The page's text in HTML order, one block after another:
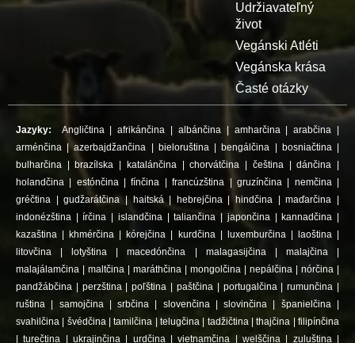
Udržiavateľný
život
Vegánski Atléti
Vegánska krása
Časté otázky
Jazyky: Angličtina|afrikánčina albánčina| amharčina|arabčina
arménčina |azerbajdžančina bieloruština| bengálčina bosniačtina|
bulharčina
brazílska katalánčina|chorvátčina čeština|dánčina
holandčina
estónčina|fínčina |francúzština gruzínčina| nemčina|
gréčtina |gudžarátčina | haitská| hebrejčina| hindčina |maďarčina
indonézština
írčina islandčina|taliančina japončina| kannadčina
kazaština
khmérčina kórejčina kurdčina| luxemburčina| laoština|
litovčina
lotyština |macedónčina malagasijčina| malajčina|
malajálamčina
maltčina maráthčina mongolčina nepálčina nórčina
pandžábčina
perzština|poľština paštčina| portugalčina|rumunčina
ruština
samojčina|srbčina slovenčina|slovinčina španielčina|
svahilčina
švédčina|tamilčina |telugčina tadžičtina|thajčina |filipínčina
|turečtina |ukrajinčina urdčina|vietnamčina |welščina zuluština|